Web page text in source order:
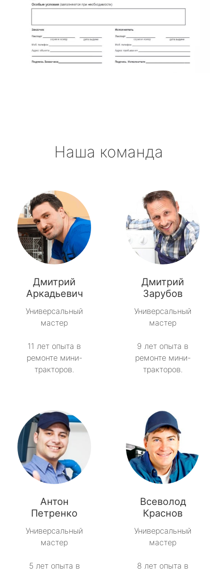
Наша команда
Дмитрий
Аркадьевич
Универсальный
мастер
11 лет опыта в
ремонте мини-
тракторов.
Дмитрий
Зарубов
Универсальный
мастер
9 лет опыта в
ремонте мини-
тракторов.
Антон
Петренко
Универсальный
мастер
5 лет опыта в
Всеволод
Краснов
Универсальный
мастер
8 лет опыта в